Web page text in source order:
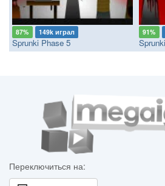
87% 149k играл
Sprunki Phase 5
91%
Переключиться на: